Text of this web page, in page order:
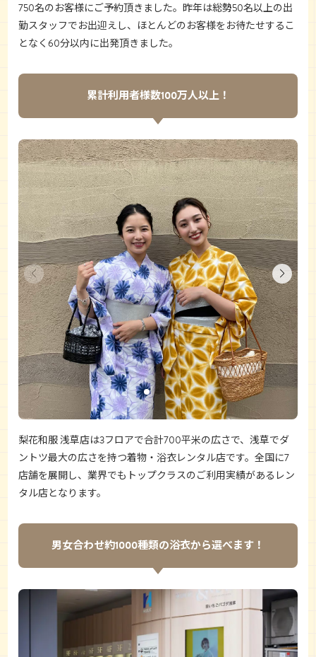
750名のお客様にご予約頂きました。昨年は総勢50名以上の出
勤スタッフでお出迎えし、ほとんどのお客様をお待たせするこ
となく60分以内に出発頂きました。
累計利用者様数100万人以上！
梨花和服 浅草店は3フロアで合計700平米の広さで、浅草でダ
ントツ最大の広さを持つ着物・浴衣レンタル店です。全国に7
店舗を展開し、業界でもトップクラスのご利用実績があるレン
タル店となります。
男女合わせ約1000種類の浴衣から選べます！